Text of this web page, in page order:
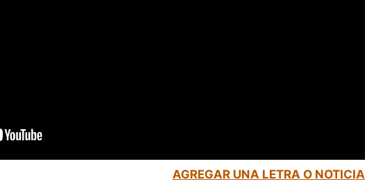
AGREGAR UNA LETRA O NOTICIA